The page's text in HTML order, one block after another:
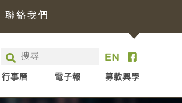
聯絡我們
行事曆 電子報 募款興學